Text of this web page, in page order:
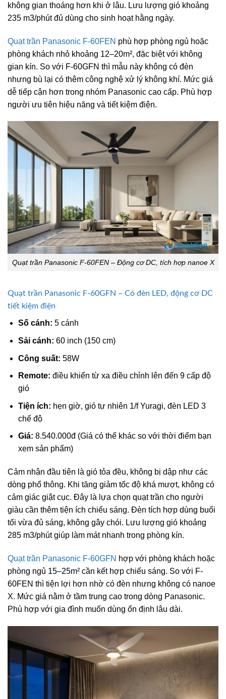
không gian thoáng hơn khi ở lâu. Lưu lượng gió khoảng
235 m3/phút đủ dùng cho sinh hoạt hằng ngày.
Quạt trần Panasonic F-60FEN phù hợp phòng ngủ hoặc
phòng khách nhỏ khoảng 12–20m², đặc biệt với không
gian kín. So với F-60GFN thì mẫu này không có đèn
nhưng bù lại có thêm công nghệ xử lý không khí. Mức giá
dễ tiếp cận hơn trong nhóm Panasonic cao cấp. Phù hợp
người ưu tiên hiệu năng và tiết kiệm điện.
Quạt trần Panasonic F-60FEN – Động cơ DC, tích hợp nanoe X
Quạt trần Panasonic F-60GFN – Có đèn LED, động cơ DC
tiết kiệm điện
Số cánh: 5 cánh
Sải cánh: 60 inch (150 cm)
Công suất: 58W
Remote: điều khiển từ xa điều chỉnh lên đến 9 cấp độ
gió
Tiện ích: hẹn giờ, gió tự nhiên 1/f Yuragi, đèn LED 3
chế độ
Giá: 8.540.000đ (Giá có thể khác so với thời điểm bạn
xem sản phẩm)
Cảm nhận đầu tiên là gió tỏa đều, không bị dập như các
dòng phổ thông. Khi tăng giảm tốc độ khá mượt, không có
cảm giác giật cục. Đây là lựa chọn quạt trần cho người
giàu cần thêm tiện ích chiếu sáng. Đèn tích hợp dùng buổi
tối vừa đủ sáng, không gây chói. Lưu lượng gió khoảng
285 m3/phút giúp làm mát nhanh trong phòng kín.
Quạt trần Panasonic F-60GFN hợp với phòng khách hoặc
phòng ngủ 15–25m² cần kết hợp chiếu sáng. So với F-
60FEN thì tiện lợi hơn nhờ có đèn nhưng không có nanoe
X. Mức giá nằm ở tầm trung cao trong dòng Panasonic.
Phù hợp với gia đình muốn dùng ổn định lâu dài.